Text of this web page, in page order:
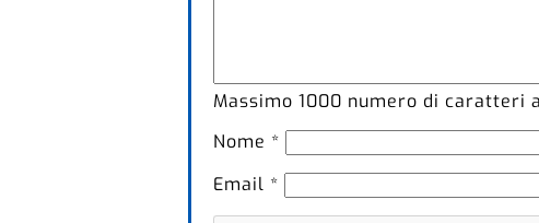
Massimo 1000 numero di caratteri
Nome *
Email *